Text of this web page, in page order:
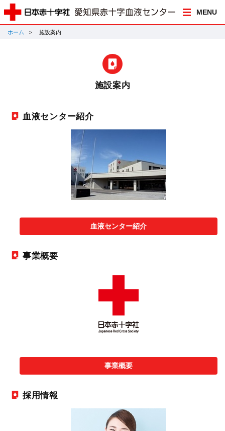
MENU
ホーム 施設案内
施設案内
血液センター紹介
血液センター紹介
事業概要
事業概要
採用情報